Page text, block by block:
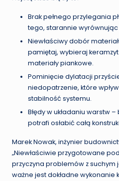
Brak pełnego przylegania
tego, starannie
Niewłaściwy dobór
pamiętaj, wybieraj
materiały piankowe.
Pominięcie dylatacji
niedopatrzenie, które
stabilność systemu.
Błędy w układaniu warstw
potrafi osłabić całą
Marek Nowak, inżynier
„Niewłaściwie przygotowane
przyczyna problemów z suchym
ważne jest dokładne wykonanie